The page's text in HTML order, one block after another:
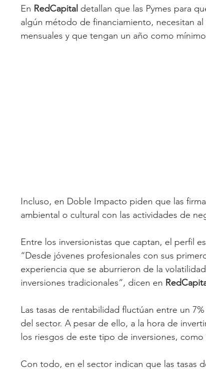
En RedCapital detallan que las Pymes para
algún método de financiamiento, necesitan
mensuales y que tengan un año como
Incluso, en Doble Impacto piden que las
ambiental o cultural con las actividades de
Entre los inversionistas que captan, el perfil
“Desde jóvenes profesionales con sus
experiencia que se aburrieron de la
inversiones tradicionales”, dicen en
Las tasas de rentabilidad fluctúan entre un
del sector. A pesar de ello, a la hora de
los riesgos de este tipo de inversiones,
Con todo, en el sector indican que las tasas